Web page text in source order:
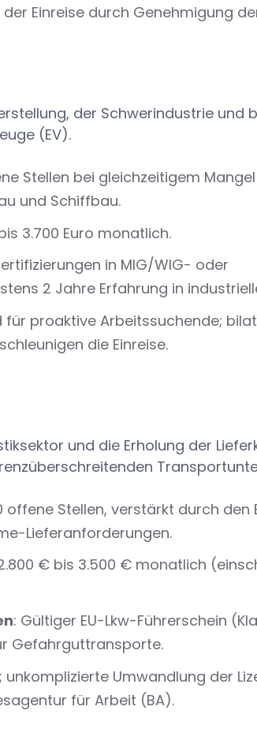
Einreise durch Genehmigung
der Schwerindustrie und
(EV).
Stellen bei gleichzeitigem
und Schiffbau.
3.700 Euro monatlich.
in MIG/WIG- oder
2 Jahre Erfahrung in
für proaktive Arbeitssuchende;
die Einreise.
und die Erholung der
offene Stellen, verstärkt durch den
Lieferanforderungen.
€ bis 3.500 € monatlich
: Gültiger EU-Lkw-Führerschein
Gefahrguttransporte.
unkomplizierte Umwandlung der
für Arbeit (BA).